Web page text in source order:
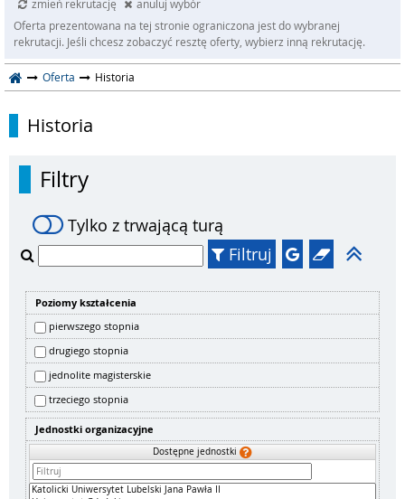
zmień rekrutację
anuluj wybór
Oferta prezentowana na tej stronie ograniczona jest do wybranej
rekrutacji. Jeśli chcesz zobaczyć resztę oferty, wybierz inną rekrutację.
Oferta Historia
Historia
Filtry
Tylko z trwającą turą
Filtruj
Poziomy kształcenia
pierwszego stopnia
drugiego stopnia
jednolite magisterskie
trzeciego stopnia
Jednostki organizacyjne
Dostępne jednostki